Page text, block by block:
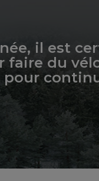
il est
du
pour